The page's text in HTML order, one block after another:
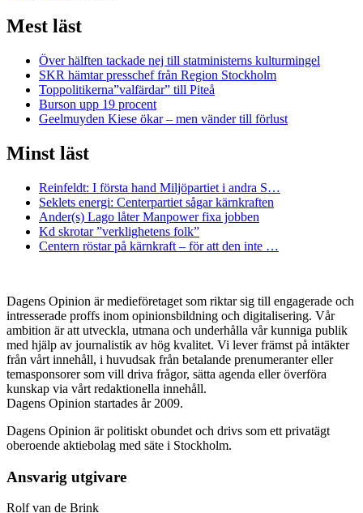
Mest läst
Över hälften tackade nej till statministerns kulturmingel
SKR hämtar presschef från Region Stockholm
Toppolitikerna”valfärdar” till Piteå
Burson upp 19 procent
Geelmuyden Kiese ökar – men vänder till förlust
Minst läst
Reinfeldt: I första hand Miljöpartiet i andra S…
Seklets energi: Centerpartiet sågar kärnkraften
Ander(s) Lago låter Manpower fixa jobben
Kd skrotar ”verklighetens folk”
Centern röstar på kärnkraft – för att den inte …
Dagens Opinion är medieföretaget som riktar sig till engagerade och
intresserade proffs inom opinionsbildning och digitalisering. Vår
ambition är att utveckla, utmana och underhålla vår kunniga publik
med hjälp av journalistik av hög kvalitet. Vi lever främst på intäkter
från vårt innehåll, i huvudsak från betalande prenumeranter eller
temasponsorer som vill driva frågor, sätta agenda eller överföra
kunskap via vårt redaktionella innehåll.
Dagens Opinion startades år 2009.
Dagens Opinion är politiskt obundet och drivs som ett privatägt
oberoende aktiebolag med säte i Stockholm.
Ansvarig utgivare
Rolf van de Brink